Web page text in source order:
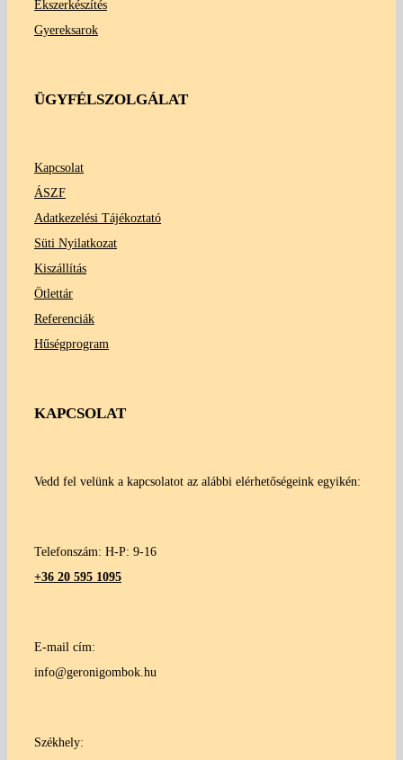
Ékszerkészítés
Gyereksarok
ÜGYFÉLSZOLGÁLAT
Kapcsolat
ÁSZF
Adatkezelési Tájékoztató
Süti Nyilatkozat
Kiszállítás
Ötlettár
Referenciák
Hűségprogram
KAPCSOLAT
Vedd fel velünk a kapcsolatot az alábbi elérhetőségeink egyikén:
Telefonszám: H-P: 9-16
+36 20 595 1095
E-mail cím:
info@geronigombok.hu
Székhely: